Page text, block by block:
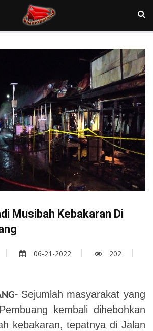
Musibah Kebakaran Di
06-21-2022
202
Sejumlah masyarakat yang
kembali dihebohkan
kebakaran, tepatnya di Jalan